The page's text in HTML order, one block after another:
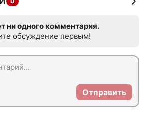
ни одного комментария.
обсуждение первым!
Отправить